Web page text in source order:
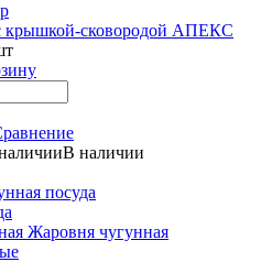
крышкой-сковородой АПЕКС
В наличии
посуда
Жаровня чугунная